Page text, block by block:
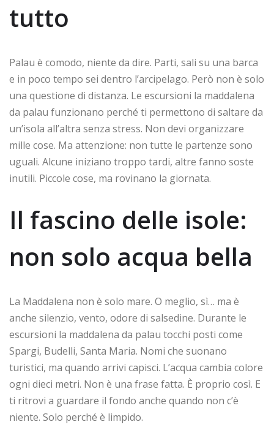
tutto
Palau è comodo, niente da dire. Parti, sali su una barca
e in poco tempo sei dentro l’arcipelago. Però non è solo
una questione di distanza. Le escursioni la maddalena
da palau funzionano perché ti permettono di saltare da
un’isola all’altra senza stress. Non devi organizzare
mille cose. Ma attenzione: non tutte le partenze sono
uguali. Alcune iniziano troppo tardi, altre fanno soste
inutili. Piccole cose, ma rovinano la giornata.
Il fascino delle isole:
non solo acqua bella
La Maddalena non è solo mare. O meglio, sì… ma è
anche silenzio, vento, odore di salsedine. Durante le
escursioni la maddalena da palau tocchi posti come
Spargi, Budelli, Santa Maria. Nomi che suonano
turistici, ma quando arrivi capisci. L’acqua cambia colore
ogni dieci metri. Non è una frase fatta. È proprio così. E
ti ritrovi a guardare il fondo anche quando non c’è
niente. Solo perché è limpido.